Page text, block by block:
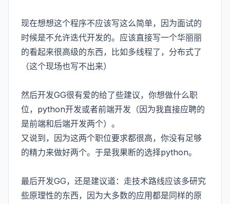
现在想想这个程序不应该写这么简单，因为面试的
时候是不允许迭代开发的。应该直接写一个华丽丽
的看起来很高级的东西，比如多线程了，分布式了
（这个现场也写不出来）
然后开发GG很有爱的给了些建议，你想做什么职
位，python开发或者前端开发（因为我直接应聘的
是前端和后端开发两个）。
又说到，因为这两个职位要求都很高，你没有足够
的精力来做好两个。于是我果断的选择python。
最后开发GG，还是建议道：走技术路线应该多研究
些原理性的东西，因为大多数的应用都是同样的原